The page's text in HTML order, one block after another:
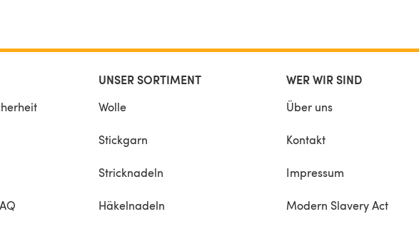
in this pattern.
UNSER SORTIMENT
Wolle
Stickgarn
Stricknadeln
Häkelnadeln
WER WIR SIND
Über uns
Kontakt
Impressum
Modern Slavery Act